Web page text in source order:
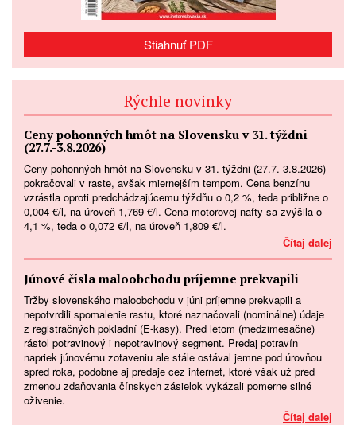
Stiahnuť PDF
Rýchle novinky
Ceny pohonných hmôt na Slovensku v 31. týždni
(27.7.-3.8.2026)
Ceny pohonných hmôt na Slovensku v 31. týždni (27.7.-3.8.2026)
pokračovali v raste, avšak miernejším tempom. Cena benzínu
vzrástla oproti predchádzajúcemu týždňu o 0,2 %, teda približne o
0,004 €/l, na úroveň 1,769 €/l. Cena motorovej nafty sa zvýšila o
4,1 %, teda o 0,072 €/l, na úroveň 1,809 €/l.
Čítaj dalej
Júnové čísla maloobchodu príjemne prekvapili
Tržby slovenského maloobchodu v júni príjemne prekvapili a
nepotvrdili spomalenie rastu, ktoré naznačovali (nominálne) údaje
z registračných pokladní (E-kasy). Pred letom (medzimesačne)
rástol potravinový i nepotravinový segment. Predaj potravín
napriek júnovému zotaveniu ale stále ostával jemne pod úrovňou
spred roka, podobne aj predaje cez internet, ktoré však už pred
zmenou zdaňovania čínskych zásielok vykázali pomerne silné
oživenie.
Čítaj dalej